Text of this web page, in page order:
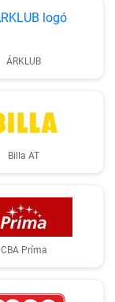
ÁRKLUB
Billa AT
CBA Príma